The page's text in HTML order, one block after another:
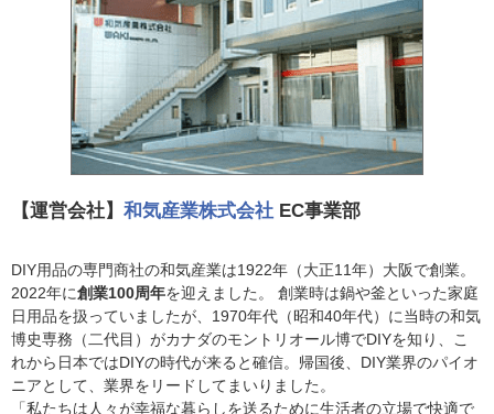
【運営会社】 和気産業株式会社 EC事業部
DIY用品の専門商社の和気産業は1922年（大正11年）大阪で創業。
2022年に創業100周年を迎えました。 創業時は鍋や釜といった家庭
日用品を扱っていましたが、1970年代（昭和40年代）に当時の和気
博史専務（二代目）がカナダのモントリオール博でDIYを知り、こ
れから日本ではDIYの時代が来ると確信。帰国後、DIY業界のパイオ
ニアとして、業界をリードしてまいりました。
「私たちは人々が幸福な暮らしを送るために生活者の立場で快適で